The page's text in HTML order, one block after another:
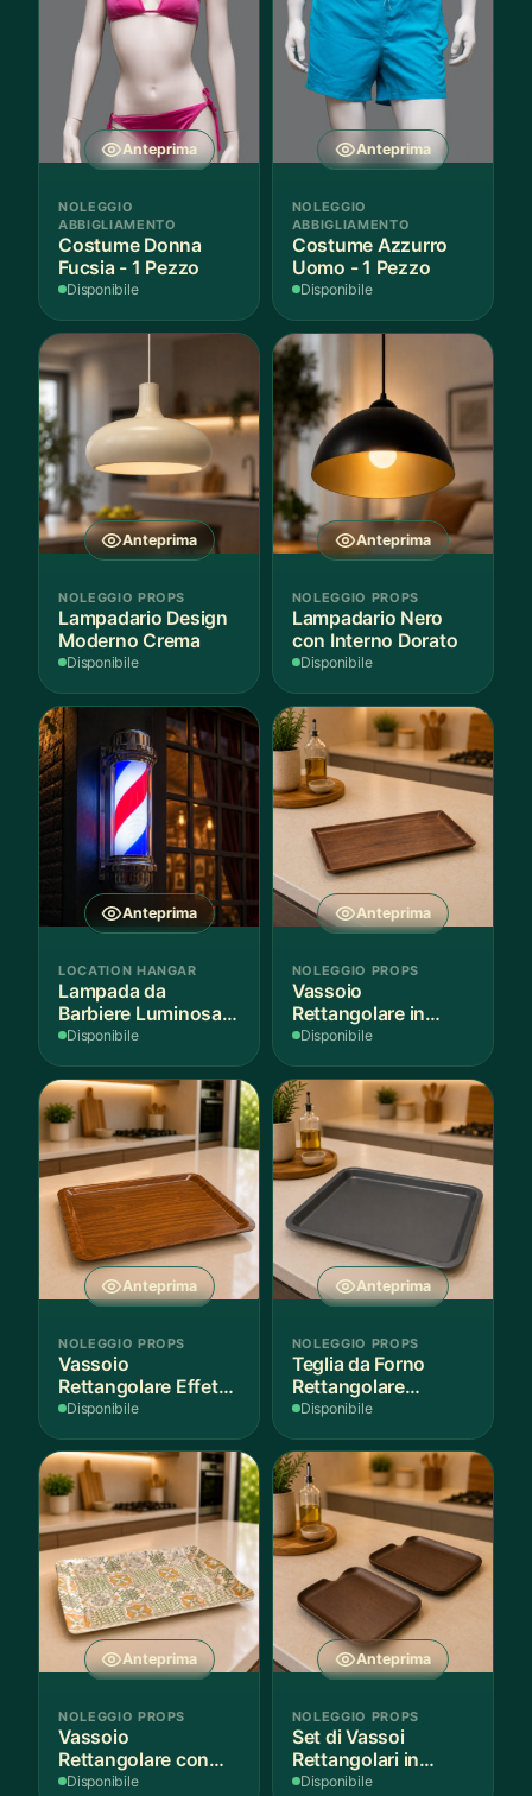
Anteprima
NOLEGGIO
ABBIGLIAMENTO
Costume Donna
Fucsia - 1 Pezzo
Disponibile
Anteprima
NOLEGGIO
ABBIGLIAMENTO
Costume Azzurro
Uomo - 1 Pezzo
Disponibile
Anteprima
NOLEGGIO PROPS
Lampadario Design
Moderno Crema
Disponibile
Anteprima
NOLEGGIO PROPS
Lampadario Nero
con Interno Dorato
Disponibile
Anteprima
LOCATION HANGAR
Lampada da
Barbiere Luminosa
Rotante
Disponibile
Anteprima
NOLEGGIO PROPS
Vassoio
Rettangolare in
Legno Scuro
Disponibile
Anteprima
NOLEGGIO PROPS
Vassoio
Rettangolare Effetto
Legno
Disponibile
Anteprima
NOLEGGIO PROPS
Teglia da Forno
Rettangolare
Antiaderente
Disponibile
Anteprima
NOLEGGIO PROPS
Vassoio
Rettangolare con
Fantasia
Disponibile
Anteprima
NOLEGGIO PROPS
Set di Vassoi
Rettangolari in
Finitura Legno
Disponibile